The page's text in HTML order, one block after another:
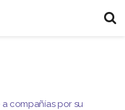
compañías por su